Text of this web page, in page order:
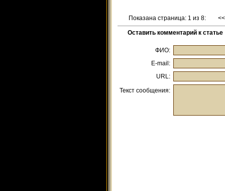
Показана страница: 1 из 8:
Оставить комментарий к статье
ФИО:
E-mail:
URL:
Текст сообщения: